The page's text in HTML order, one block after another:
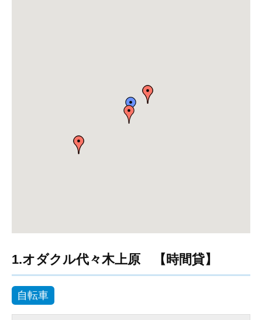
1.オダクル代々木上原 【時間貸】
自転車